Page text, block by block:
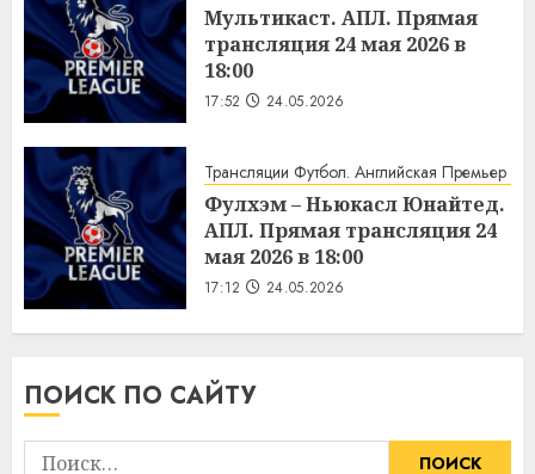
Мультикаст. АПЛ. Прямая
трансляция 24 мая 2026 в
18:00
17:52 24.05.2026
Трансляции Футбол. Английская Премьер
Фулхэм – Ньюкасл Юнайтед.
АПЛ. Прямая трансляция 24
мая 2026 в 18:00
17:12 24.05.2026
ПОИСК ПО САЙТУ
Найти: